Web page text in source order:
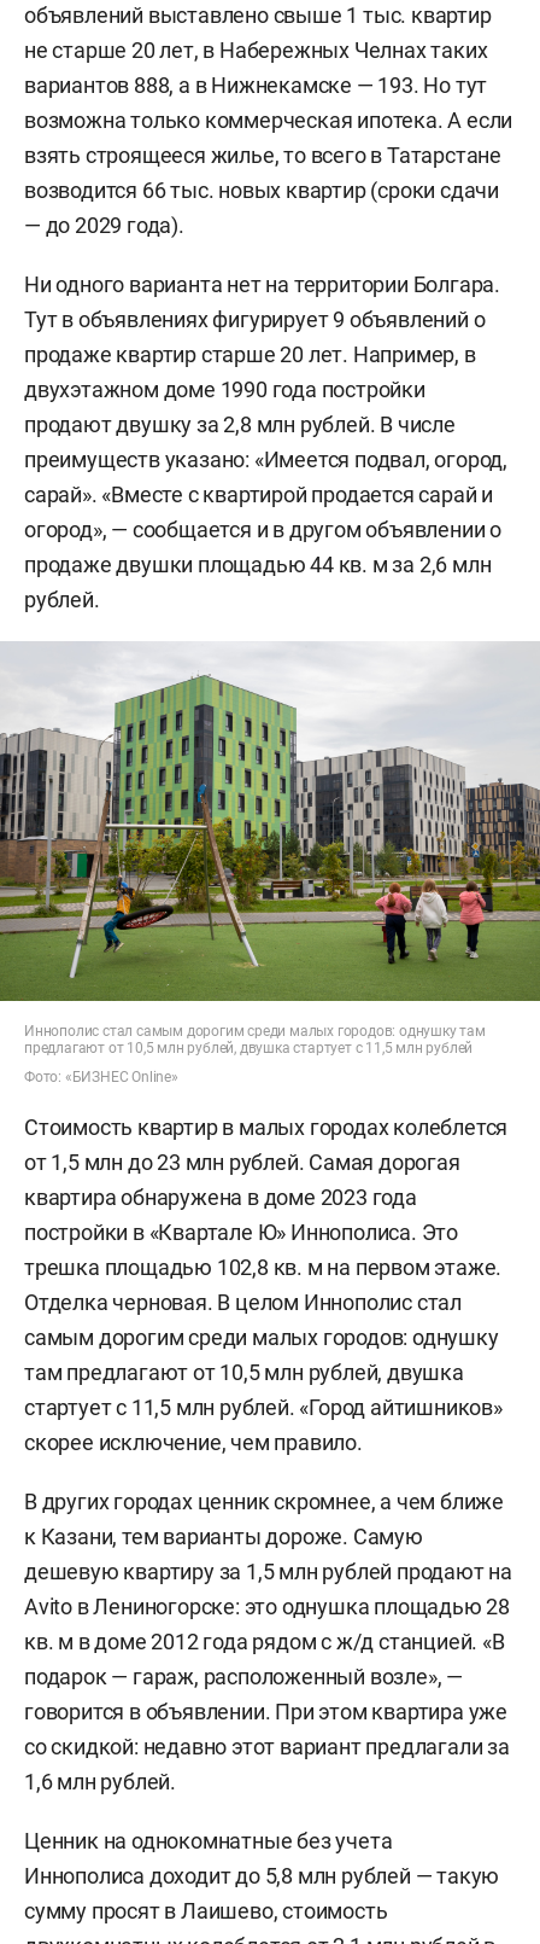
объявлений выставлено свыше 1 тыс. квартир
не старше 20 лет, в Набережных Челнах таких
вариантов 888, а в Нижнекамске — 193. Но тут
возможна только коммерческая ипотека. А если
взять строящееся жилье, то всего в Татарстане
возводится 66 тыс. новых квартир (сроки сдачи
— до 2029 года).
Ни одного варианта нет на территории Болгара.
Тут в объявлениях фигурирует 9 объявлений о
продаже квартир старше 20 лет. Например, в
двухэтажном доме 1990 года постройки
продают двушку за 2,8 млн рублей. В числе
преимуществ указано: «Имеется подвал, огород,
сарай». «Вместе с квартирой продается сарай и
огород», — сообщается и в другом объявлении о
продаже двушки площадью 44 кв. м за 2,6 млн
рублей.
Иннополис стал самым дорогим среди малых городов: однушку там
предлагают от 10,5 млн рублей, двушка стартует с 11,5 млн рублей
Фото: «БИЗНЕС Online»
Стоимость квартир в малых городах колеблется
от 1,5 млн до 23 млн рублей. Самая дорогая
квартира обнаружена в доме 2023 года
постройки в «Квартале Ю» Иннополиса. Это
трешка площадью 102,8 кв. м на первом этаже.
Отделка черновая. В целом Иннополис стал
самым дорогим среди малых городов: однушку
там предлагают от 10,5 млн рублей, двушка
стартует с 11,5 млн рублей. «Город айтишников»
скорее исключение, чем правило.
В других городах ценник скромнее, а чем ближе
к Казани, тем варианты дороже. Самую
дешевую квартиру за 1,5 млн рублей продают на
Avito в Лениногорске: это однушка площадью 28
кв. м в доме 2012 года рядом с ж/д станцией. «В
подарок — гараж, расположенный возле», —
говорится в объявлении. При этом квартира уже
со скидкой: недавно этот вариант предлагали за
1,6 млн рублей.
Ценник на однокомнатные без учета
Иннополиса доходит до 5,8 млн рублей — такую
сумму просят в Лаишево, стоимость